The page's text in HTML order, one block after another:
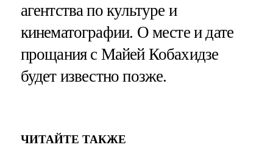
агентства по культуре и
кинематографии. О месте и дате
прощания с Майей Кобахидзе
будет известно позже.
ЧИТАЙТЕ ТАКЖЕ